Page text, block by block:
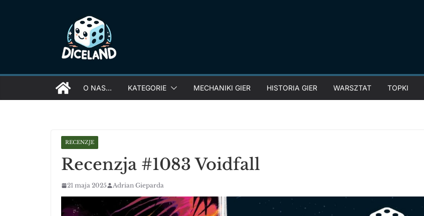
O NAS… KATEGORIE MECHANIKI GIER HISTORIA GIER WARSZTAT TOPKI
RECENZJE
Recenzja #1083 Voidfall
21 maja 2025 Adrian Gieparda